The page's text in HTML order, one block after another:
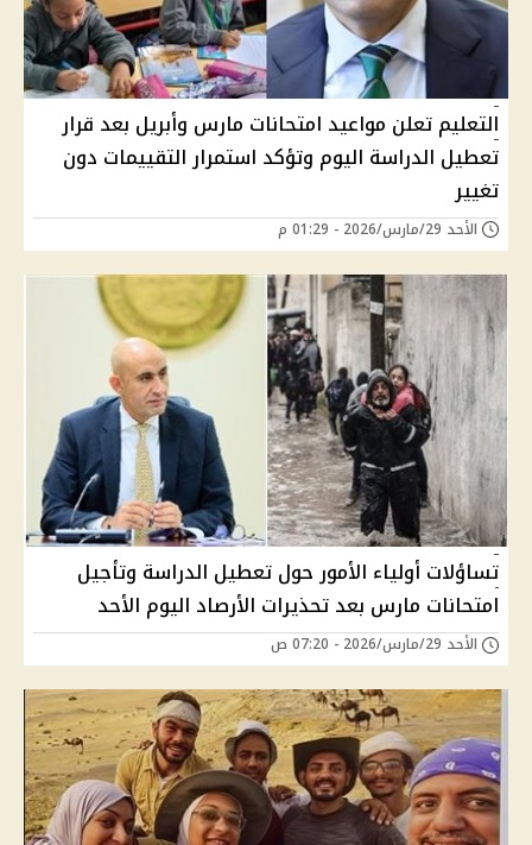
التعليم تعلن مواعيد امتحانات مارس وأبريل بعد قرار
تعطيل الدراسة اليوم وتؤكد استمرار التقييمات دون
تغيير
الأحد 29/مارس/2026 - 01:29 م
تساؤلات أولياء الأمور حول تعطيل الدراسة وتأجيل
امتحانات مارس بعد تحذيرات الأرصاد اليوم الأحد
الأحد 29/مارس/2026 - 07:20 ص